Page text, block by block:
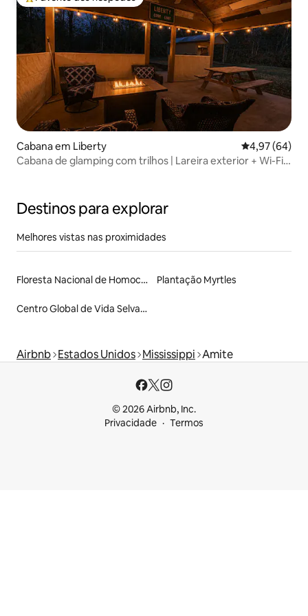
Favoritos dos hóspedes mais apreciados
Cabana em Liberty Classificação
4,97 (64)
Cabana de glamping com trilhos | Lareira exterior + Wi-Fi
Destinos para explorar
Melhores vistas nas proximidades
Floresta Nacional de Homochitto Plantação Myrtles
Centro Global de Vida Selvagem
Airbnb Estados Unidos Mississippi Amite
© 2026 Airbnb, Inc.
Privacidade
Termos